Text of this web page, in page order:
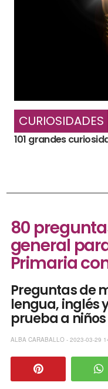
CURIOSIDADES
101 grandes
80
general
Primaria
Preguntas de
lengua, inglés
prueba a
ALBA CARABALLO - 2023-03-29